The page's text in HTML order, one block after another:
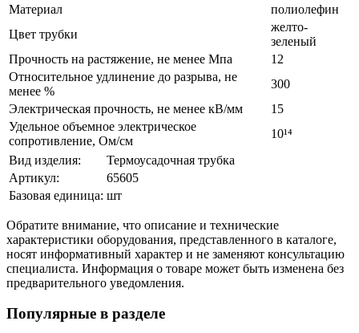
Материал
полиолефин
Цвет трубки
желто-
зеленый
Прочность на растяжение, не менее Мпа
12
Относительное удлинение до разрыва, не
менее %
300
Электрическая прочность, не менее кВ/мм
15
Удельное объемное электрическое
сопротивление, Ом/см
10¹⁴
Вид изделия:
Термоусадочная трубка
Артикул:
65605
Базовая единица: шт
Обратите внимание, что описание и технические
характеристики оборудования, представленного в каталоге,
носят информативный характер и не заменяют консультацию
специалиста. Информация о товаре может быть изменена без
предварительного уведомления.
Популярные в разделе